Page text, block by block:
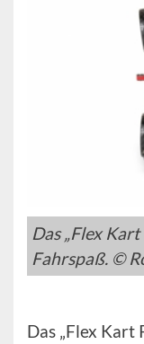
Das „Flex
Fahrspaß. ©
Das „Flex Kart